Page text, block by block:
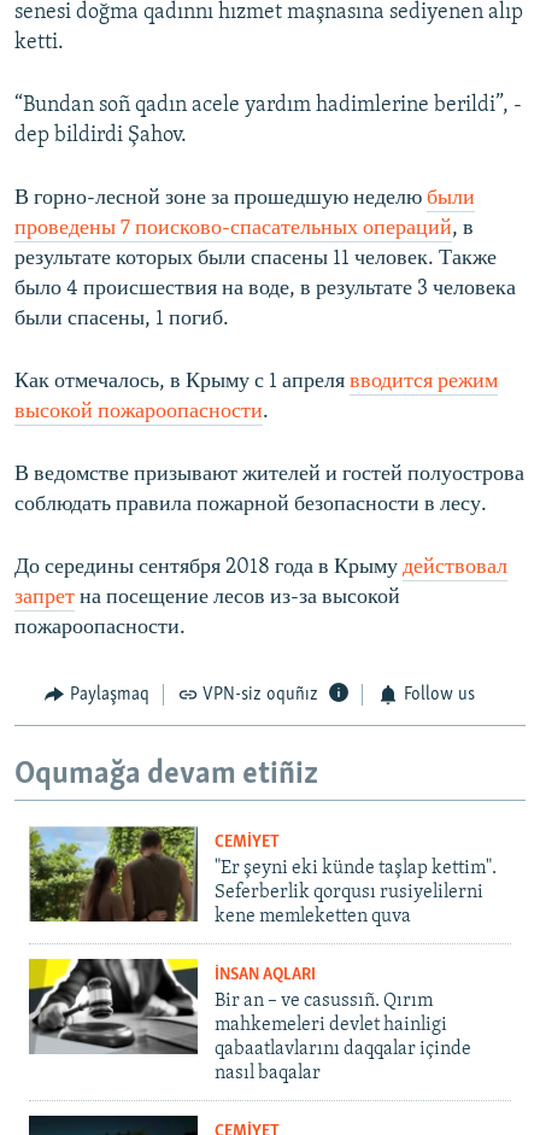
senesi doğma qadınnı hızmet maşnasına sediyenen alıp
ketti.
“Bundan soñ qadın acele yardım hadimlerine berildi”, -
dep bildirdi Şahov.
В горно-лесной зоне за прошедшую неделю были
проведены 7 поисково-спасательных операций, в
результате которых были спасены 11 человек. Также
было 4 происшествия на воде, в результате 3 человека
были спасены, 1 погиб.
Как отмечалось, в Крыму с 1 апреля вводится режим
высокой пожароопасности.
В ведомстве призывают жителей и гостей полуострова
соблюдать правила пожарной безопасности в лесу.
До середины сентября 2018 года в Крыму действовал
запрет на посещение лесов из-за высокой
пожароопасности.
Paylaşmaq VPN-siz oquñız Follow us
Oqumağa devam etiñiz
CEMİYET
"Er şeyni eki künde taşlap kettim".
Seferberlik qorqusı rusiyelilerni
kene memleketten quva
İNSAN AQLARI
Bir an – ve casussıñ. Qırım
mahkemeleri devlet hainligi
qabaatlavlarını daqqalar içinde
nasıl baqalar